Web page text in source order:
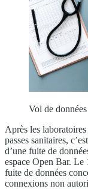
Vol de
Après les
passes sanitaires,
d’une fuite de
espace Open Bar. Le
fuite de données
connexions non